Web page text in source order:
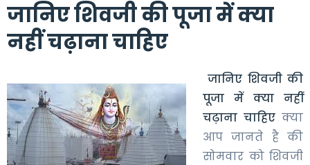
जानिए शिवजी की पूजा में क्या
नहीं चढ़ाना चाहिए
जानिए शिवजी की
पूजा में क्या नहीं
चढ़ाना चाहिए क्या
आप जानते है की
सोमवार को शिवजी